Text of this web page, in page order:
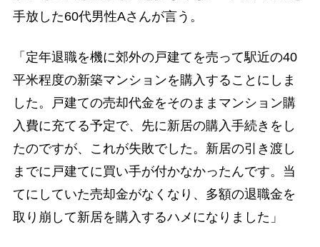
手放した60代男性Aさんが言う。
「定年退職を機に郊外の戸建てを売って駅近の40
平米程度の新築マンションを購入することにしま
した。戸建ての売却代金をそのままマンション購
入費に充てる予定で、先に新居の購入手続きをし
たのですが、これが失敗でした。新居の引き渡し
までに戸建てに買い手が付かなかったんです。当
てにしていた売却金がなくなり、多額の退職金を
取り崩して新居を購入するハメになりました」